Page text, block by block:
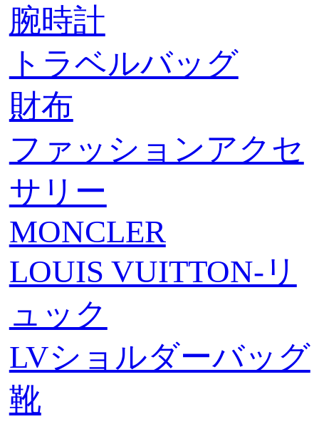
腕時計
トラベルバッグ
財布
ファッションアクセ
サリー
MONCLER
LOUIS VUITTON-リ
ュック
LVショルダーバッグ
靴